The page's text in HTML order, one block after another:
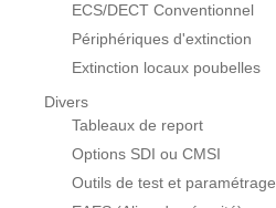
ECS/DECT Conventionnel
Périphériques d'extinction
Extinction locaux poubelles
Divers
Tableaux de report
Options SDI ou CMSI
Outils de test et paramétrage